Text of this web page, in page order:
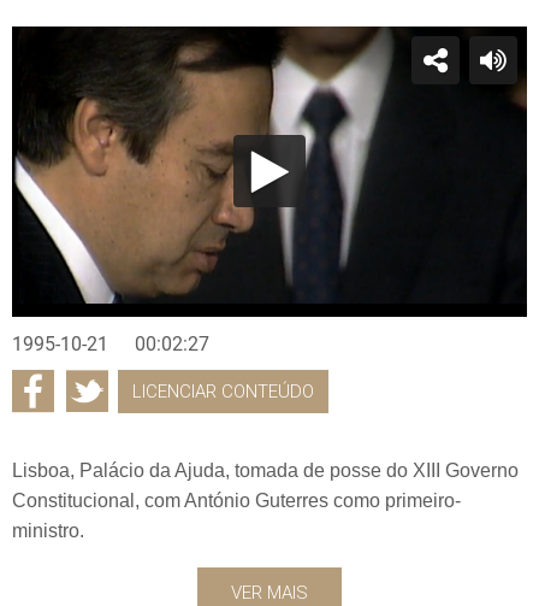
1995-10-21 00:02:27
LICENCIAR CONTEÚDO
Lisboa, Palácio da Ajuda, tomada de posse do XIII Governo
Constitucional, com António Guterres como primeiro-
ministro.
VER MAIS